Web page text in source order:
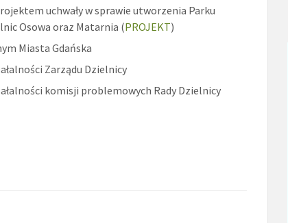
uchwały w sprawie utworzenia Parku
Osowa oraz Matarnia (PROJEKT)
Miasta Gdańska
Zarządu Dzielnicy
komisji problemowych Rady Dzielnicy